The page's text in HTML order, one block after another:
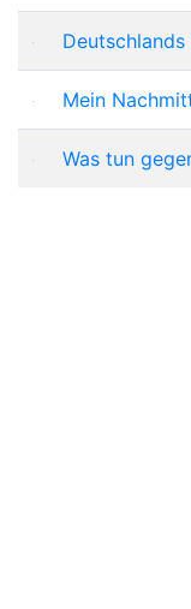
Mein
Was tun